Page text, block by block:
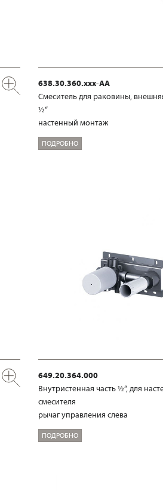
638.30.360.xxx-AA
Смеситель для раковины,
½“
настенный монтаж
ПОДРОБНО
649.20.364.000
Внутристенная часть ½“, для
смесителя
рычаг управления слева
ПОДРОБНО